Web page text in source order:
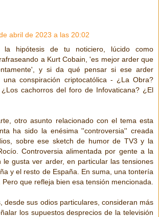
abril de 2023 a las 20:02
la hipótesis de tu noticiero, lúcido como
a Kurt Cobain, 'es mejor arder que
y si da qué pensar si ese arder
una conspiración criptocatólica - ¿La Obra?
cachorros del foro de Infovaticana? ¿El
otro asunto relacionado con el tema esta
ha sido la enésima ''controversia'' creada
sobre ese sketch de humor de TV3 y la
Controversia alimentada por gente a la
le gusta ver arder, en particular las tensiones
y el resto de España. En suma, una tontería
Pero que refleja bien esa tensión mencionada.
desde sus odios particulares, consideran más
los supuestos desprecios de la televisión